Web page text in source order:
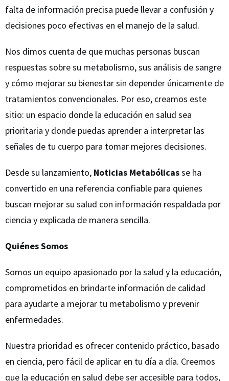
falta de información precisa puede llevar a confusión y
decisiones poco efectivas en el manejo de la salud.
Nos dimos cuenta de que muchas personas buscan
respuestas sobre su metabolismo, sus análisis de sangre
y cómo mejorar su bienestar sin depender únicamente de
tratamientos convencionales. Por eso, creamos este
sitio: un espacio donde la educación en salud sea
prioritaria y donde puedas aprender a interpretar las
señales de tu cuerpo para tomar mejores decisiones.
Desde su lanzamiento, Noticias Metabólicasse ha
convertido en una referencia confiable para quienes
buscan mejorar su salud con información respaldada por
ciencia y explicada de manera sencilla.
Quiénes Somos
Somos un equipo apasionado por la salud y la educación,
comprometidos en brindarte información de calidad
para ayudarte a mejorar tu metabolismo y prevenir
enfermedades.
Nuestra prioridad es ofrecer contenido práctico, basado
en ciencia, pero fácil de aplicar en tu día a día. Creemos
que la educación en salud debe ser accesible para todos,